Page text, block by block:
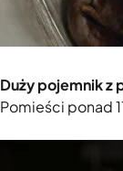
Duży pojemnik z
Pomieści ponad